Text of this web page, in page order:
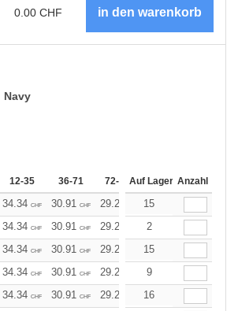
0.00 CHF
Navy
12-35 36-71 72-143 144-287 288 +
Auf Lager Anzahl
34.34 CHF 30.91 CHF 29.20 27.47
15
34.34 CHF 30.91 CHF 29.20 27.47
2
34.34 CHF 30.91 CHF 29.20 27.47
15
34.34 CHF 30.91 CHF 29.20 27.47
9
34.34 CHF 30.91 CHF 29.20 27.47
16